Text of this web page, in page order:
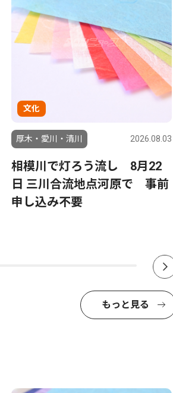
文化
厚木・愛川・清川 2026.08.03
相模川で灯ろう流し 8月22
日 三川合流地点河原で 事前
申し込み不要
もっと見る